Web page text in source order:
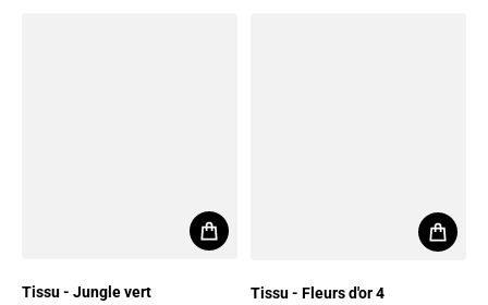
Tissu - Jungle vert Tissu - Fleurs d'or 4